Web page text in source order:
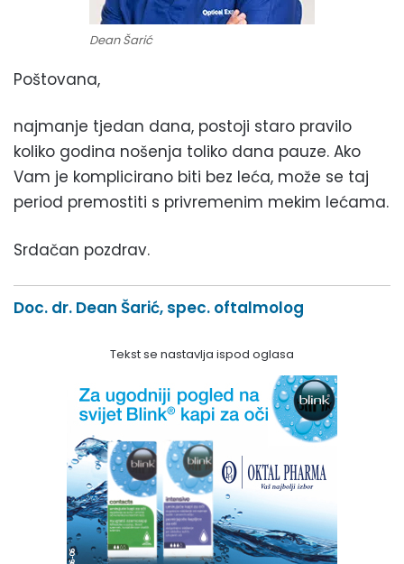
Dean Šarić
Poštovana,
najmanje tjedan dana, postoji staro pravilo
koliko godina nošenja toliko dana pauze. Ako
Vam je komplicirano biti bez leća, može se taj
period premostiti s privremenim mekim lećama.
Srdačan pozdrav.
Doc. dr. Dean Šarić, spec. oftalmolog
Tekst se nastavlja ispod oglasa